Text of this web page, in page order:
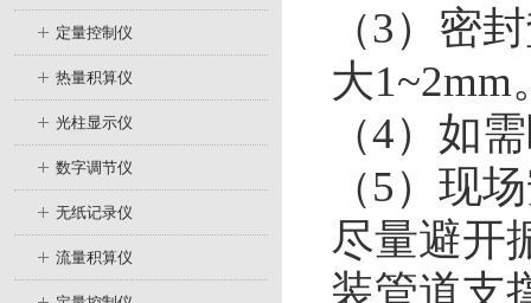
定量控制仪
热量积算仪
光柱显示仪
数字调节仪
无纸记录仪
流量积算仪
（3）密
大1~2mm
（4）如
（5）现
尽量避开
装管道支